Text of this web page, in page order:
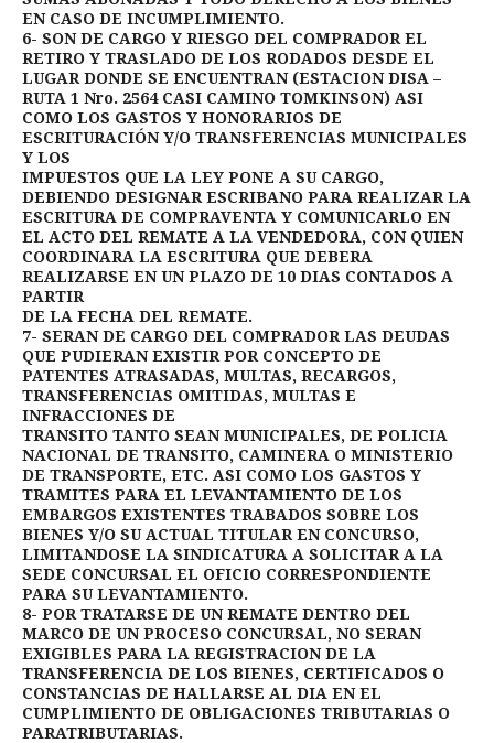
EN CASO DE INCUMPLIMIENTO.
6- SON DE CARGO Y RIESGO DEL COMPRADOR EL
RETIRO Y TRASLADO DE LOS RODADOS DESDE EL
LUGAR DONDE SE ENCUENTRAN (ESTACION DISA –
RUTA 1 Nro. 2564 CASI CAMINO TOMKINSON) ASI
COMO LOS GASTOS Y HONORARIOS DE
ESCRITURACIÓN Y/O TRANSFERENCIAS MUNICIPALES
Y LOS
IMPUESTOS QUE LA LEY PONE A SU CARGO,
DEBIENDO DESIGNAR ESCRIBANO PARA REALIZAR LA
ESCRITURA DE COMPRAVENTA Y COMUNICARLO EN
EL ACTO DEL REMATE A LA VENDEDORA, CON QUIEN
COORDINARA LA ESCRITURA QUE DEBERA
REALIZARSE EN UN PLAZO DE 10 DIAS CONTADOS A
PARTIR
DE LA FECHA DEL REMATE.
7- SERAN DE CARGO DEL COMPRADOR LAS DEUDAS
QUE PUDIERAN EXISTIR POR CONCEPTO DE
PATENTES ATRASADAS, MULTAS, RECARGOS,
TRANSFERENCIAS OMITIDAS, MULTAS E
INFRACCIONES DE
TRANSITO TANTO SEAN MUNICIPALES, DE POLICIA
NACIONAL DE TRANSITO, CAMINERA O MINISTERIO
DE TRANSPORTE, ETC. ASI COMO LOS GASTOS Y
TRAMITES PARA EL LEVANTAMIENTO DE LOS
EMBARGOS EXISTENTES TRABADOS SOBRE LOS
BIENES Y/O SU ACTUAL TITULAR EN CONCURSO,
LIMITANDOSE LA SINDICATURA A SOLICITAR A LA
SEDE CONCURSAL EL OFICIO CORRESPONDIENTE
PARA SU LEVANTAMIENTO.
8- POR TRATARSE DE UN REMATE DENTRO DEL
MARCO DE UN PROCESO CONCURSAL, NO SERAN
EXIGIBLES PARA LA REGISTRACION DE LA
TRANSFERENCIA DE LOS BIENES, CERTIFICADOS O
CONSTANCIAS DE HALLARSE AL DIA EN EL
CUMPLIMIENTO DE OBLIGACIONES TRIBUTARIAS O
PARATRIBUTARIAS.